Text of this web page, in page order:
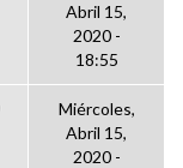
Abril 15,
2020 -
18:55
Miércoles,
Abril 15,
2020 -